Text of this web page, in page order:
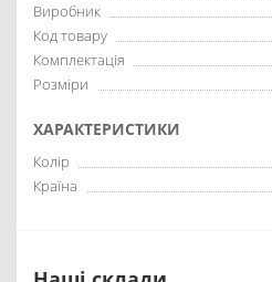
Виробник
Код товару
Комплектація
Розміри
ХАРАКТЕРИСТИКИ
Колір
Країна